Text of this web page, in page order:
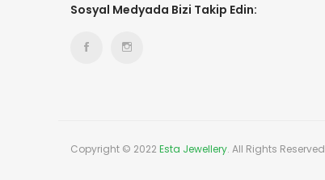
Sosyal Medyada Bizi Takip Edin:
Copyright © 2022 Esta Jewellery. All Rights Reserved